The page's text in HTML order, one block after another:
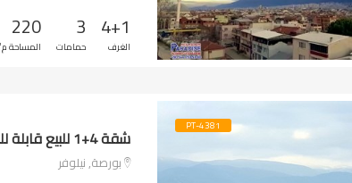
4+1
الغرف
3
حمامات
220
المساحة م²
PT-4381 شقة 4+1 للبيع قابلة للجنسية التركية في بورصة
بورصة, نيلوفر